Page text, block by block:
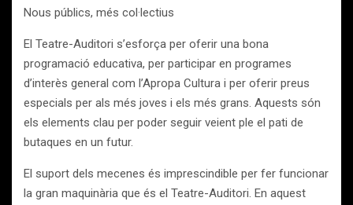
Nous públics, més col·lectius
El Teatre-Auditori s’esforça per oferir una bona
programació educativa, per participar en programes
d’interès general com l’Apropa Cultura i per oferir preus
especials per als més joves i els més grans. Aquests són
els elements clau per poder seguir veient ple el pati de
butaques en un futur.
El suport dels mecenes és imprescindible per fer funcionar
la gran maquinària que és el Teatre-Auditori. En aquest